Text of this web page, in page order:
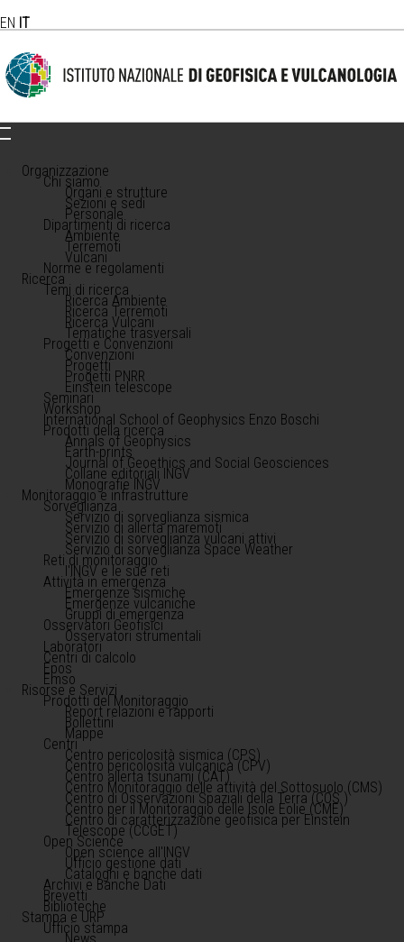
EN IT
Organizzazione
Chi siamo
Organi e strutture
Sezioni e sedi
Personale
Dipartimenti di ricerca
Ambiente
Terremoti
Vulcani
Norme e regolamenti
Ricerca
Temi di ricerca
Ricerca Ambiente
Ricerca Terremoti
Ricerca Vulcani
Tematiche trasversali
Progetti e Convenzioni
Convenzioni
Progetti
Progetti PNRR
Einstein telescope
Seminari
Workshop
International School of Geophysics Enzo Boschi
Prodotti della ricerca
Annals of Geophysics
Earth-prints
Journal of Geoethics and Social Geosciences
Collane editoriali INGV
Monografie INGV
Monitoraggio e infrastrutture
Sorveglianza
Servizio di sorveglianza sismica
Servizio di allerta maremoti
Servizio di sorveglianza vulcani attivi
Servizio di sorveglianza Space Weather
Reti di monitoraggio
l'INGV e le sue reti
Attività in emergenza
Emergenze sismiche
Emergenze vulcaniche
Gruppi di emergenza
Osservatori Geofisici
Osservatori strumentali
Laboratori
Centri di calcolo
Epos
Emso
Risorse e Servizi
Prodotti del Monitoraggio
Report relazioni e rapporti
Bollettini
Mappe
Centri
Centro pericolosità sismica (CPS)
Centro pericolosità vulcanica (CPV)
Centro allerta tsunami (CAT)
Centro Monitoraggio delle attività del Sottosuolo (CMS)
Centro di Osservazioni Spaziali della Terra (COS )
Centro per il Monitoraggio delle Isole Eolie (CME)
Centro di caratterizzazione geofisica per Einstein
Telescope (CCGET)
Open Science
Open science all'INGV
Ufficio gestione dati
Cataloghi e banche dati
Archivi e Banche Dati
Brevetti
Biblioteche
Stampa e URP
Ufficio stampa
News